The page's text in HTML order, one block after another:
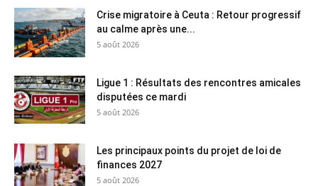
Crise migratoire à Ceuta : Retour progressif
au calme après une...
5 août 2026
Ligue 1 : Résultats des rencontres amicales
disputées ce mardi
5 août 2026
Les principaux points du projet de loi de
finances 2027
5 août 2026